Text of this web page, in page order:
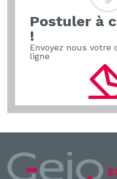
o
k
Postuler à
!
Envoyez nous votre
ligne